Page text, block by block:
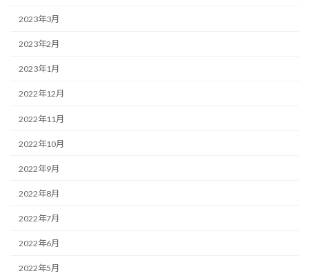
2023年3月
2023年2月
2023年1月
2022年12月
2022年11月
2022年10月
2022年9月
2022年8月
2022年7月
2022年6月
2022年5月